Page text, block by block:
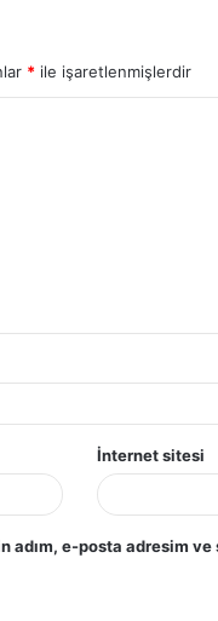
* ile işaretlenmişlerdir
İnternet sitesi
adım, e-posta adresim ve